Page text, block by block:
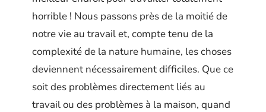
horrible ! Nous passons près de la moitié de
notre vie au travail et, compte tenu de la
complexité de la nature humaine, les choses
deviennent nécessairement difficiles. Que ce
soit des problèmes directement liés au
travail ou des problèmes à la maison, quand